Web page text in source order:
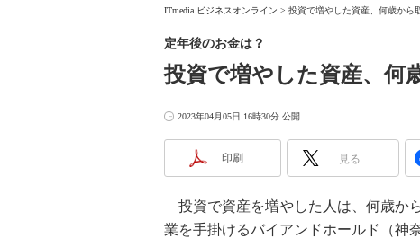
ITmedia ビジネスオンライン 投資で増やした資産、何歳から
投資で増やした資産、
定年後のお金は？
2023年04月05日 16時30分 公開
印刷 見る
投資で資産を増やした人は、何歳か
業を手掛けるバイアンドホールド（神